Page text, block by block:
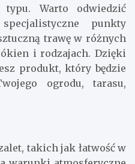
Warto odwiedzić
punkty
trawę w różnych
i rodzajach. Dzięki
produkt, który będzie
ogrodu, tarasu,
takich jak łatwość w